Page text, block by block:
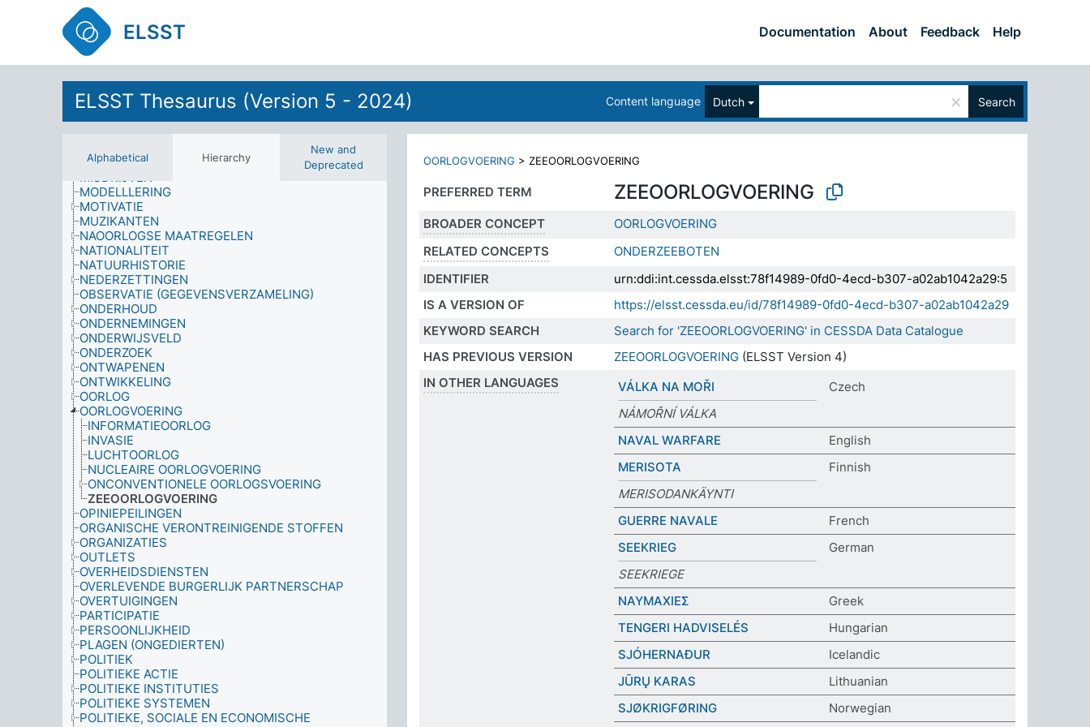
ELSST Documentation About Feedback Help
ELSST Thesaurus (Version 5 - 2024) Content language Dutch × Search
Alphabetical Hierarchy
New and
Deprecated
MASSA-OBSERVATIE
MEDISCHE WETENSCHAPPEN
MENSELIJK GEDRAG
MENSENRECHTENSCHENDINGEN
MIDDELEN
MIGRANTEN
MILIEU
MILIEUVERONTREINIGING
MILITAIRE OPERATIES
MISDRIJVEN
MODELLLERING
MOTIVATIE
MUZIKANTEN
NAOORLOGSE MAATREGELEN
NATIONALITEIT
NATUURHISTORIE
NEDERZETTINGEN
OBSERVATIE (GEGEVENSVERZAMELING)
ONDERHOUD
ONDERNEMINGEN
ONDERWIJSVELD
ONDERZOEK
ONTWAPENEN
ONTWIKKELING
OORLOG
OORLOGVOERING
INFORMATIEOORLOG
INVASIE
LUCHTOORLOG
NUCLEAIRE OORLOGVOERING
ONCONVENTIONELE OORLOGSVOERING
ZEEOORLOGVOERING
OPINIEPEILINGEN
ORGANISCHE VERONTREINIGENDE STOFFEN
ORGANIZATIES
OUTLETS
OVERHEIDSDIENSTEN
OVERLEVENDE BURGERLIJK PARTNERSCHAP
OVERTUIGINGEN
PARTICIPATIE
PERSOONLIJKHEID
PLAGEN (ONGEDIERTEN)
POLITIEK
POLITIEKE ACTIE
POLITIEKE INSTITUTIES
POLITIEKE SYSTEMEN
POLITIEKE, SOCIALE EN ECONOMISCHE
OORLOGVOERING > ZEEOORLOGVOERING
PREFERRED TERM ZEEOORLOGVOERING
BROADER CONCEPT
OORLOGVOERING
RELATED CONCEPTS
ONDERZEEBOTEN
IDENTIFIER
urn:ddi:int.cessda.elsst:78f14989-0fd0-4ecd-b307-a02ab1042a29:5
IS A VERSION OF
https://elsst.cessda.eu/id/78f14989-0fd0-4ecd-b307-a02ab1042a29
KEYWORD SEARCH
Search for 'ZEEOORLOGVOERING' in CESSDA Data Catalogue
HAS PREVIOUS VERSION
ZEEOORLOGVOERING (ELSST Version 4)
IN OTHER LANGUAGES
VÁLKA NA MOŘI
Czech
NÁMOŘNÍ VÁLKA
NAVAL WARFARE
English
MERISOTA
Finnish
MERISODANKÄYNTI
GUERRE NAVALE
French
SEEKRIEG
German
SEEKRIEGE
ΝΑΥΜΑΧΙΕΣ
Greek
TENGERI HADVISELÉS
Hungarian
SJÓHERNAÐUR
Icelandic
JŪRŲ KARAS
Lithuanian
SJØKRIGFØRING
Norwegian